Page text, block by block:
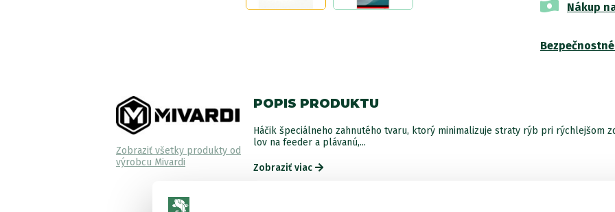
veľ.
Nákup
Zobraziť všetky produkty od
výrobcu Mivardi
POPIS PRODUKTU
Háčik špeciálneho zahnutého tvaru, ktorý minimalizuje straty rýb pri rýchlejšom
lov na feeder a plávanú,...
Zobraziť viac